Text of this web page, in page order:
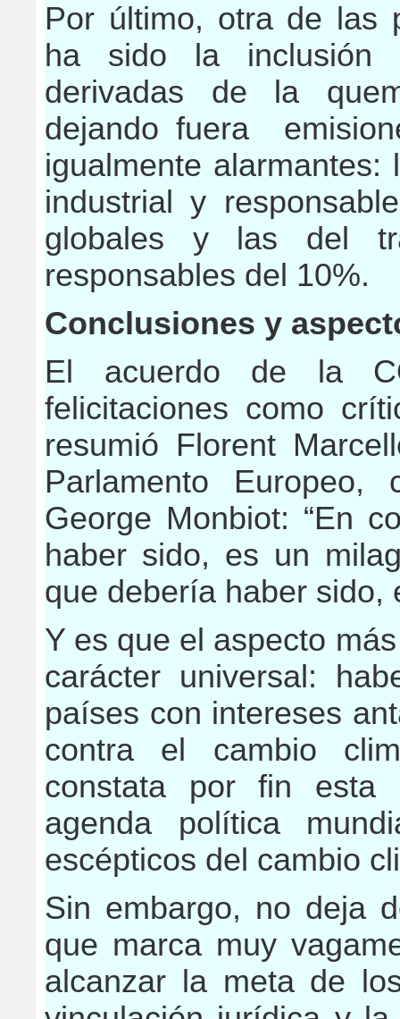
Por último, otra de las
ha sido la inclusión
derivadas de la
dejando fuera
igualmente
industrial y
globales y las del
responsables del 10%.
Conclusiones y
El acuerdo de la
felicitaciones como
resumió Florent
Parlamento Europeo,
George Monbiot: “En
haber sido, es un
que debería haber sido,
Y es que el aspecto
carácter universal:
países con intereses
contra el cambio
constata por fin esta
agenda política
escépticos del cambio
Sin embargo, no deja
que marca muy
alcanzar la meta de